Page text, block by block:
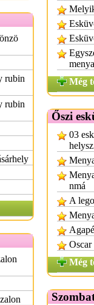
rubin
rubin
Még
Őszi
03
nmá
A
Oscar
Még